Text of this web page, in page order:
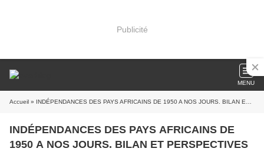
Publicité
MENU
Accueil » INDÉPENDANCES DES PAYS AFRICAINS DE 1950 A NOS JOURS. BILAN ET PERSPECTIVES
INDÉPENDANCES DES PAYS AFRICAINS DE
1950 A NOS JOURS. BILAN ET PERSPECTIVES